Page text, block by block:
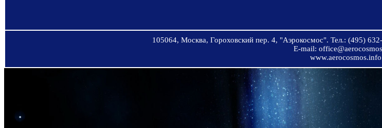
105064, Москва, Гороховский пер. 4, "Аэрокосмос". Тел.: (495)
E-mail:
www.aerocosmos.info